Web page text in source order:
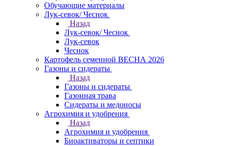
Обучающие материалы
Лук-севок/ Чеснок
Назад
Лук-севок/ Чеснок
Лук-севок
Чеснок
Картофель семенной ВЕСНА 2026
Газоны и сидераты
Назад
Газоны и сидераты
Газонная трава
Сидераты и медоносы
Агрохимия и удобрения
Назад
Агрохимия и удобрения
Биоактиваторы и септики